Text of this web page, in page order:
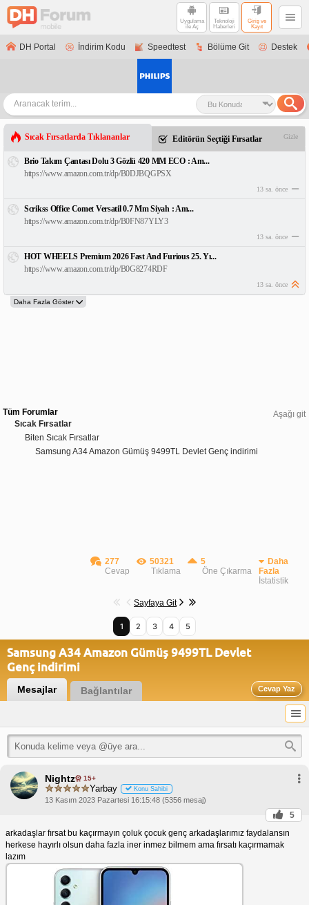
Uygulama
ile Aç
Teknoloji
Haberleri
Giriş ve
Kayıt
DH Portal İndirim Kodu Speedtest Bölüme Git Destek
Sıcak Fırsatlarda Tıklananlar Editörün Seçtiği Fırsatlar Gizle
Brio Takım Çantası Dolu 3 Gözlü 420 MM ECO : Am...
https://www.amazon.com.tr/dp/B0DJBQGPSX
13 sa. önce
Scrikss Office Comet Versatil 0.7 Mm Siyah : Am...
https://www.amazon.com.tr/dp/B0FN87YLY3
13 sa. önce
HOT WHEELS Premium 2026 Fast And Furious 25. Yı...
https://www.amazon.com.tr/dp/B0G8274RDF
13 sa. önce
Aşağı git
Tüm Forumlar
Sıcak Fırsatlar
Biten Sıcak Fırsatlar
Samsung A34 Amazon Gümüş 9499TL Devlet Genç indirimi
277
Cevap
50321
Tıklama
5
Öne Çıkarma
Daha
Fazla
İstatistik
Sayfaya Git
1 2 3 4 5
Samsung A34 Amazon Gümüş 9499TL Devlet
Genç indirimi
Mesajlar Bağlantılar Cevap Yaz
Nightz 15+
Yarbay Konu Sahibi
13 Kasım 2023 Pazartesi 16:15:48 (5356 mesaj)
5
arkadaşlar fırsat bu kaçırmayın çoluk çocuk genç arkadaşlarımız faydalansın
herkese hayırlı olsun daha fazla iner inmez bilmem ama fırsatı kaçırmamak
lazım